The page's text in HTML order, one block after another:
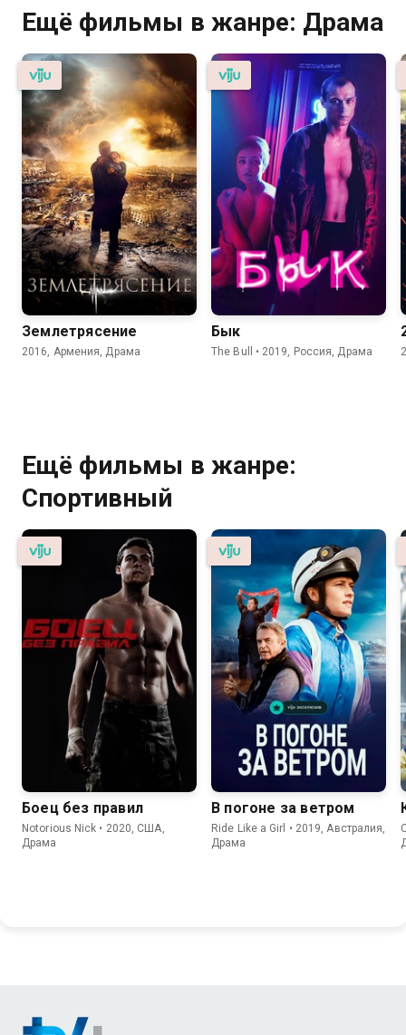
Ещё фильмы в жанре: Драма
Землетрясение
2016, Армения, Драма
Бык
The Bull • 2019, Россия, Драма
Ещё фильмы в жанре:
Спортивный
Боец без правил
Notorious Nick • 2020, США,
Драма
В погоне за ветром
Ride Like a Girl • 2019, Австралия,
Драма